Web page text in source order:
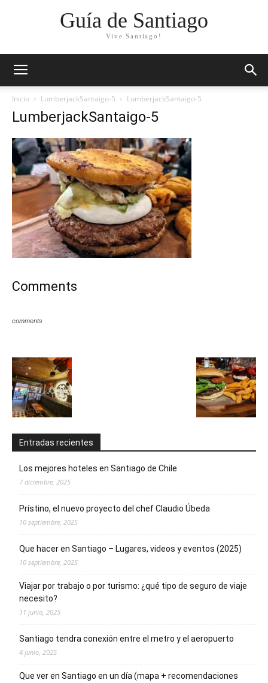
Guía de Santiago
Vive Santiago!
Inicio LumberjackSantaigo-5 LumberjackSantaigo-5
LumberjackSantaigo-5
Comments
comments
Entradas recientes
Los mejores hoteles en Santiago de Chile
7 diciembre, 2025
Prístino, el nuevo proyecto del chef Claudio Úbeda
10 septiembre, 2025
Que hacer en Santiago – Lugares, videos y eventos (2025)
10 septiembre, 2025
Viajar por trabajo o por turismo: ¿qué tipo de seguro de viaje
necesito?
11 junio, 2025
Santiago tendra conexión entre el metro y el aeropuerto
4 junio, 2025
Que ver en Santiago en un día (mapa + recomendaciones